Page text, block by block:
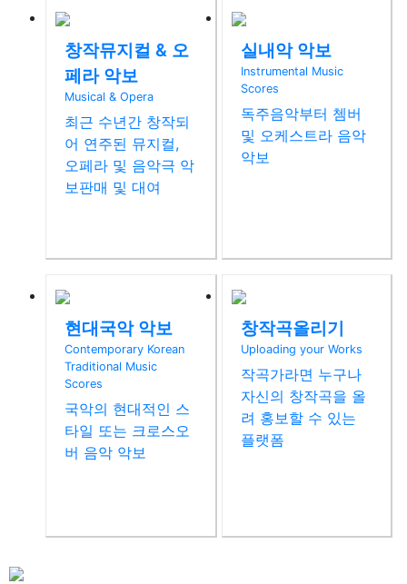
창작뮤지컬 & 오
페라 악보
Musical & Opera
최근 수년간 창작되
어 연주된 뮤지컬,
오페라 및 음악극 악
보판매 및 대여
실내악 악보
Instrumental Music
Scores
독주음악부터 쳄버
및 오케스트라 음악
악보
현대국악 악보
Contemporary Korean
Traditional Music
Scores
국악의 현대적인 스
타일 또는 크로스오
버 음악 악보
창작곡올리기
Uploading your Works
작곡가라면 누구나
자신의 창작곡을 올
려 홍보할 수 있는
플랫폼